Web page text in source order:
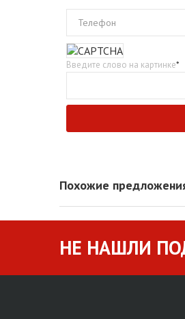
Телефон
Введите слово на картинке*
Похожие
НЕ НАШЛИ